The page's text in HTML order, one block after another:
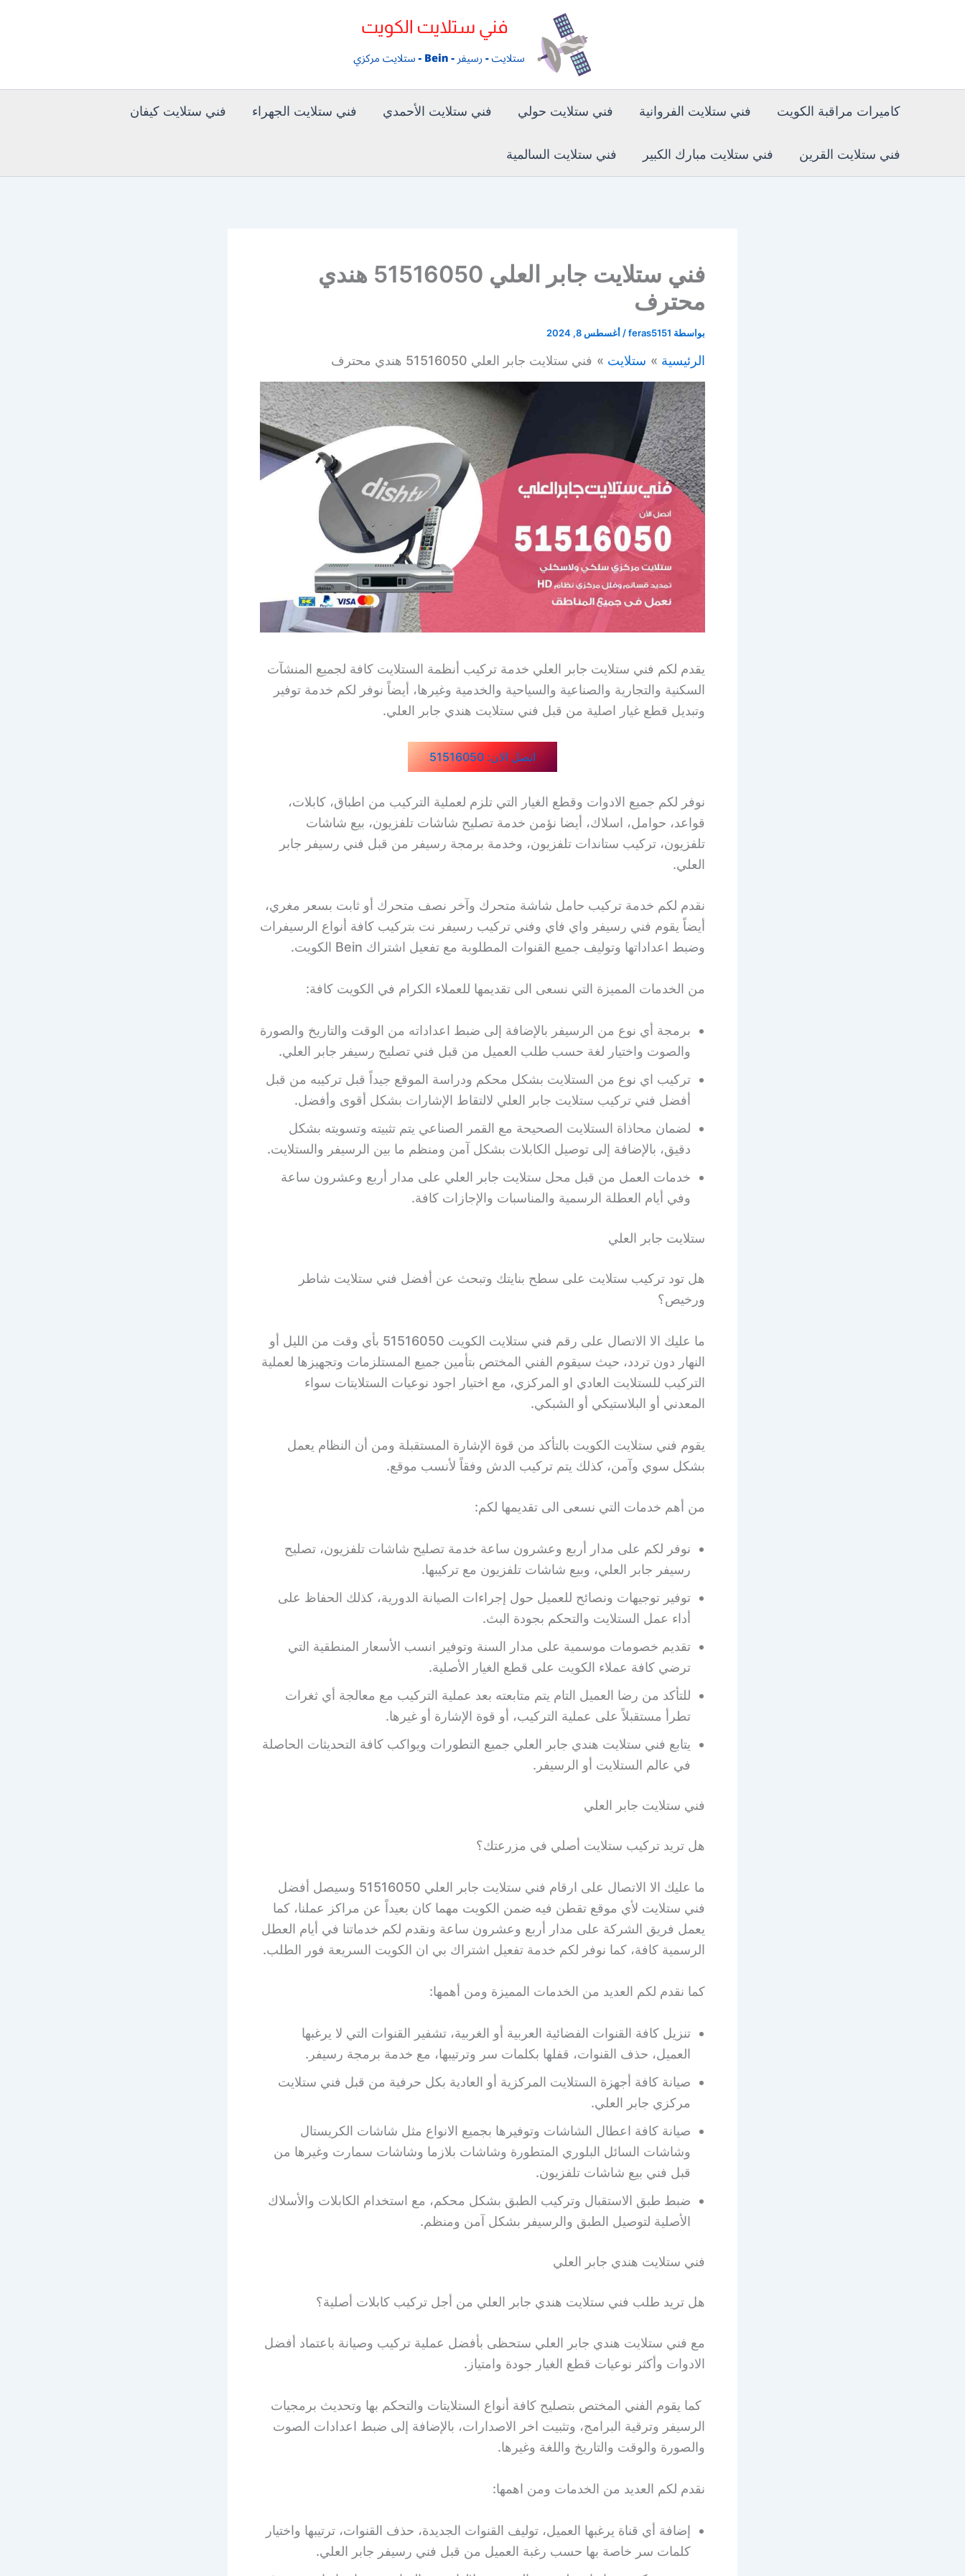
كاميرات مراقبة الكويت فني ستلايت الفروانية فني ستلايت حولي فني ستلايت الأحمدي فني ستلايت الجهراء فني ستلايت كيفان
فني ستلايت القرين فني ستلايت مبارك الكبير فني ستلايت السالمية
فني ستلايت جابر العلي 51516050 هندي
محترف
بواسطة feras5151
/ أغسطس 8, 2024
الرئيسية ستلايت فني ستلايت جابر العلي 51516050 هندي محترف
يقدم لكم فني ستلايت جابر العلي خدمة تركيب أنظمة الستلايت كافة لجميع المنشآت
السكنية والتجارية والصناعية والسياحية والخدمية وغيرها، أيضاً نوفر لكم خدمة توفير
وتبديل قطع غيار اصلية من قبل فني ستلايت هندي جابر العلي.
اتصل الان: 51516050
نوفر لكم جميع الادوات وقطع الغيار التي تلزم لعملية التركيب من اطباق، كابلات،
قواعد، حوامل، اسلاك، أيضا نؤمن خدمة تصليح شاشات تلفزيون، بيع شاشات
تلفزيون، تركيب ستاندات تلفزيون، وخدمة برمجة رسيفر من قبل فني رسيفر جابر
العلي.
نقدم لكم خدمة تركيب حامل شاشة متحرك وآخر نصف متحرك أو ثابت بسعر مغري،
أيضاً يقوم فني رسيفر واي فاي وفني تركيب رسيفر نت بتركيب كافة أنواع الرسيفرات
وضبط اعداداتها وتوليف جميع القنوات المطلوبة مع تفعيل اشتراك Bein الكويت.
من الخدمات المميزة التي نسعى الى تقديمها للعملاء الكرام في الكويت كافة:
برمجة أي نوع من الرسيفر بالإضافة إلى ضبط اعداداته من الوقت والتاريخ والصورة
والصوت واختيار لغة حسب طلب العميل من قبل فني تصليح رسيفر جابر العلي.
تركيب اي نوع من الستلايت بشكل محكم ودراسة الموقع جيداً قبل تركيبه من قبل
أفضل فني تركيب ستلايت جابر العلي لالتقاط الإشارات بشكل أقوى وأفضل.
لضمان محاذاة الستلايت الصحيحة مع القمر الصناعي يتم تثبيته وتسويته بشكل
دقيق، بالإضافة إلى توصيل الكابلات بشكل آمن ومنظم ما بين الرسيفر والستلايت.
خدمات العمل من قبل محل ستلايت جابر العلي على مدار أربع وعشرون ساعة
وفي أيام العطلة الرسمية والمناسبات والإجازات كافة.
ستلايت جابر العلي
هل تود تركيب ستلايت على سطح بنايتك وتبحث عن أفضل فني ستلايت شاطر
ورخيص؟
ما عليك الا الاتصال على رقم فني ستلايت الكويت 51516050 بأي وقت من الليل أو
النهار دون تردد، حيث سيقوم الفني المختص بتأمين جميع المستلزمات وتجهيزها لعملية
التركيب للستلايت العادي او المركزي، مع اختيار اجود نوعيات الستلايتات سواء
المعدني أو البلاستيكي أو الشبكي.
يقوم فني ستلايت الكويت بالتأكد من قوة الإشارة المستقبلة ومن أن النظام يعمل
بشكل سوي وآمن، كذلك يتم تركيب الدش وفقاً لأنسب موقع.
من أهم خدمات التي نسعى الى تقديمها لكم:
نوفر لكم على مدار أربع وعشرون ساعة خدمة تصليح شاشات تلفزيون، تصليح
رسيفر جابر العلي، وبيع شاشات تلفزيون مع تركيبها.
توفير توجيهات ونصائح للعميل حول إجراءات الصيانة الدورية، كذلك الحفاظ على
أداء عمل الستلايت والتحكم بجودة البث.
تقديم خصومات موسمية على مدار السنة وتوفير انسب الأسعار المنطقية التي
ترضي كافة عملاء الكويت على قطع الغيار الأصلية.
للتأكد من رضا العميل التام يتم متابعته بعد عملية التركيب مع معالجة أي ثغرات
تطرأ مستقبلاً على عملية التركيب، أو قوة الإشارة أو غيرها.
يتابع فني ستلايت هندي جابر العلي جميع التطورات ويواكب كافة التحديثات الحاصلة
في عالم الستلايت أو الرسيفر.
فني ستلايت جابر العلي
هل تريد تركيب ستلايت أصلي في مزرعتك؟
ما عليك الا الاتصال على ارقام فني ستلايت جابر العلي 51516050 وسيصل أفضل
فني ستلايت لأي موقع تقطن فيه ضمن الكويت مهما كان بعيداً عن مراكز عملنا، كما
يعمل فريق الشركة على مدار أربع وعشرون ساعة ونقدم لكم خدماتنا في أيام العطل
الرسمية كافة، كما نوفر لكم خدمة تفعيل اشتراك بي ان الكويت السريعة فور الطلب.
كما نقدم لكم العديد من الخدمات المميزة ومن أهمها:
تنزيل كافة القنوات الفضائية العربية أو الغربية، تشفير القنوات التي لا يرغبها
العميل، حذف القنوات، قفلها بكلمات سر وترتيبها، مع خدمة برمجة رسيفر.
صيانة كافة أجهزة الستلايت المركزية أو العادية بكل حرفية من قبل فني ستلايت
مركزي جابر العلي.
صيانة كافة اعطال الشاشات وتوفيرها بجميع الانواع مثل شاشات الكريستال
وشاشات السائل البلوري المتطورة وشاشات بلازما وشاشات سمارت وغيرها من
قبل فني بيع شاشات تلفزيون.
ضبط طبق الاستقبال وتركيب الطبق بشكل محكم، مع استخدام الكابلات والأسلاك
الأصلية لتوصيل الطبق والرسيفر بشكل آمن ومنظم.
فني ستلايت هندي جابر العلي
هل تريد طلب فني ستلايت هندي جابر العلي من أجل تركيب كابلات أصلية؟
مع فني ستلايت هندي جابر العلي ستحظى بأفضل عملية تركيب وصيانة باعتماد أفضل
الادوات وأكثر نوعيات قطع الغيار جودة وامتياز.
كما يقوم الفني المختص بتصليح كافة أنواع الستلايتات والتحكم بها وتحديث برمجيات
الرسيفر وترقية البرامج، وتثبيت اخر الاصدارات، بالإضافة إلى ضبط اعدادات الصوت
والصورة والوقت والتاريخ واللغة وغيرها.
نقدم لكم العديد من الخدمات ومن اهمها:
إضافة أي قناة يرغبها العميل، توليف القنوات الجديدة، حذف القنوات، ترتيبها واختيار
كلمات سر خاصة بها حسب رغبة العميل من قبل فني رسيفر جابر العلي.